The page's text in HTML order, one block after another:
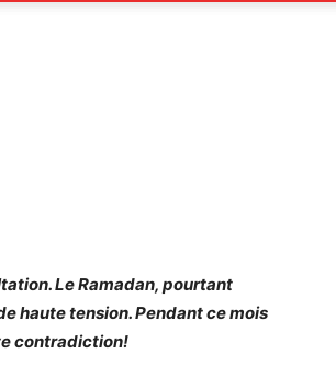
Le Ramadan, pourtant
haute tension. Pendant ce mois
contradiction!